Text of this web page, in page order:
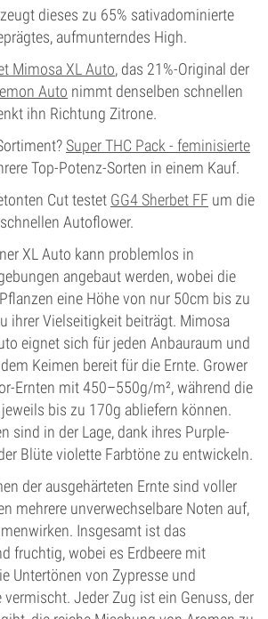
dieses zu 65% sativadominierte
aufmunterndes High.
Mimosa XL Auto, das 21%-Original der
Auto nimmt denselben schnellen
ihn Richtung Zitrone.
Super THC Pack - feminisierte
Top-Potenz-Sorten in einem Kauf.
Cut testet GG4 Sherbet FF um die
Autoflower.
XL Auto kann problemlos in
angebaut werden, wobei die
eine Höhe von nur 50cm bis zu
ihrer Vielseitigkeit beiträgt. Mimosa
eignet sich für jeden Anbauraum und
Keimen bereit für die Ernte. Grower
Ernten mit 450–550g/m², während die
bis zu 170g abliefern können.
sind in der Lage, dank ihres Purple-
Blüte violette Farbtöne zu entwickeln.
der ausgehärteten Ernte sind voller
mehrere unverwechselbare Noten auf,
Insgesamt ist das
fruchtig, wobei es Erdbeere mit
Untertönen von Zypresse und
vermischt. Jeder Zug ist ein Genuss, der